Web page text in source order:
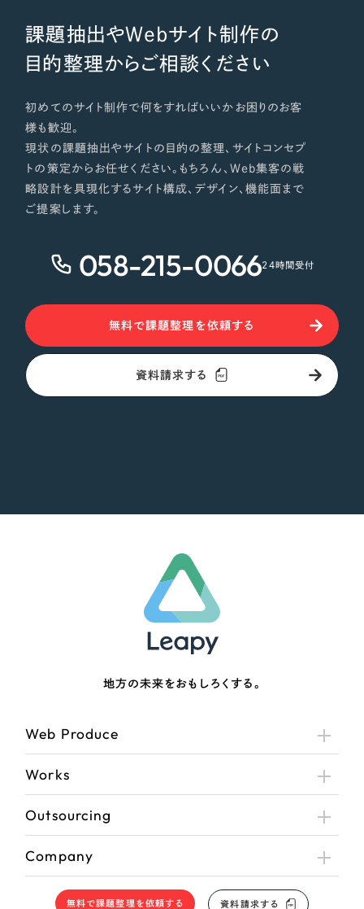
課題抽出やWebサイト制作の
目的整理からご相談ください
初めてのサイト制作で何をすればいいかお困りのお客
様も歓迎。
現状の課題抽出やサイトの目的の整理、サイトコンセプ
トの策定からお任せください。もちろん、Web集客の戦
略設計を具現化するサイト構成、デザイン、機能面まで
ご提案します。
058-215-006624時間受付
無料で課題整理を依頼する
資料請求する
地方の未来をおもしろくする。
Web Produce
Works
Outsourcing
Company
無料で課題整理を依頼する 資料請求する